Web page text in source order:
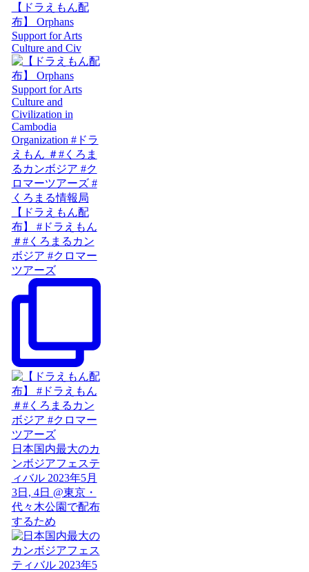
【ドラえもん配
布】 Orphans
Support for Arts
Culture and Civ
【ドラえもん配
布】 #ドラえもん
＃#くろまるカン
ボジア #クロマー
ツアーズ
日本国内最大のカ
ンボジアフェステ
ィバル 2023年5月
3日, 4日 @東京・
代々木公園で配布
するため